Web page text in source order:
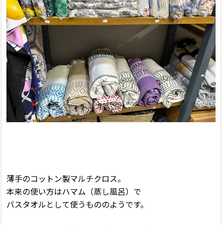
薄手のコットン製マルチクロス。
本来の使い方はハマム（蒸し風呂）で
バスタオルとして使うもののようです。